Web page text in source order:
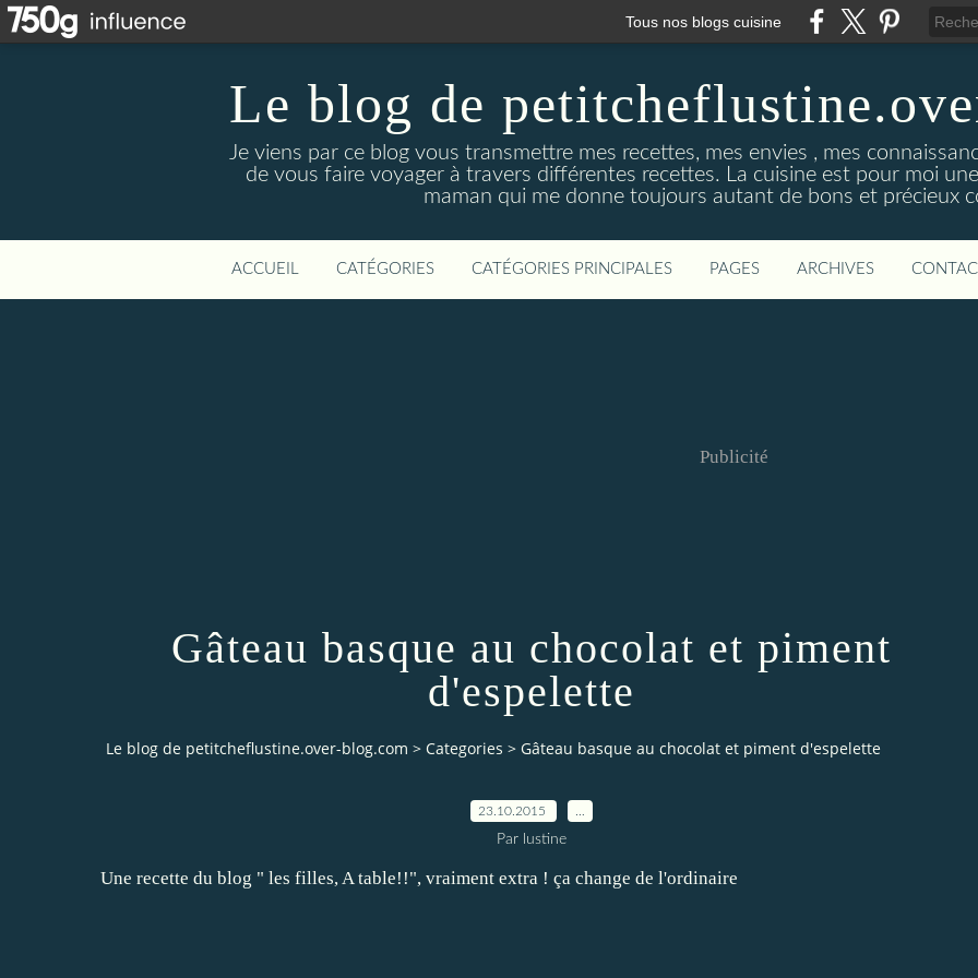
Tous nos blogs cuisine
Le blog de
Je viens par ce blog vous transmettre mes recettes, mes envies , mes
de vous faire voyager à travers différentes recettes. La cuisine est pour moi
maman qui me donne toujours autant de bons et précieux
ACCUEIL CATÉGORIES CATÉGORIES PRINCIPALES PAGES ARCHIVES
Publicité
Gâteau basque au chocolat et piment
d'espelette
Le blog de petitcheflustine.over-blog.com > Categories > Gâteau basque au chocolat et piment d'espelette
23.10.2015
Par lustine
Une recette du blog " les filles, A table!!", vraiment extra ! ça change de l'ordinaire